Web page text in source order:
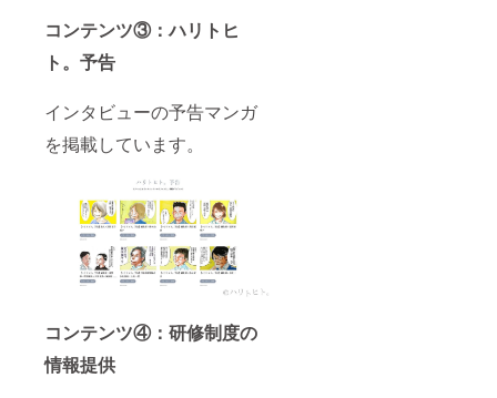
コンテンツ③：ハリトヒ
ト。予告
インタビューの予告マンガ
を掲載しています。
コンテンツ④：研修制度の
情報提供